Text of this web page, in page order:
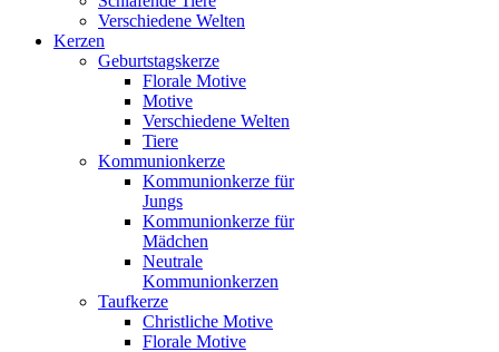
Verschiedene Welten
Kerzen
Geburtstagskerze
Florale Motive
Motive
Verschiedene Welten
Tiere
Kommunionkerze
Kommunionkerze für
Jungs
Kommunionkerze für
Mädchen
Neutrale
Kommunionkerzen
Taufkerze
Christliche Motive
Florale Motive